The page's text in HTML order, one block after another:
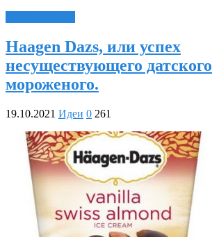
Haagen Dazs, или успех
несуществующего датского
мороженого.
19.10.2021 Идеи 0 261